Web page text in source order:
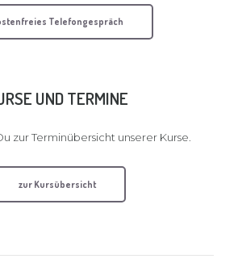
Telefongespräch
UND TERMINE
zur Terminübersicht unserer Kurse.
zur Kursübersicht